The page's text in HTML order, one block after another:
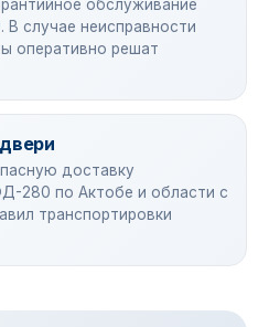
обслуживание
случае неисправности
оперативно решат
доставку
280 по Актобе и области с
транспортировки